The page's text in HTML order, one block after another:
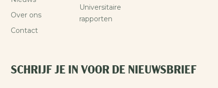
Over ons
Contact
Universitaire
rapporten
SCHRIJF JE IN VOOR DE NIEUWSBRIEF